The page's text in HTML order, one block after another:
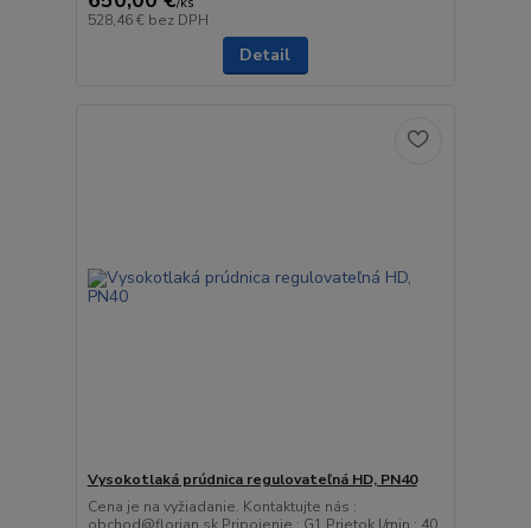
528,46 € bez DPH
Detail
Vysokotlaká prúdnica regulovateľná HD, PN40
Cena je na vyžiadanie. Kontaktujte nás :